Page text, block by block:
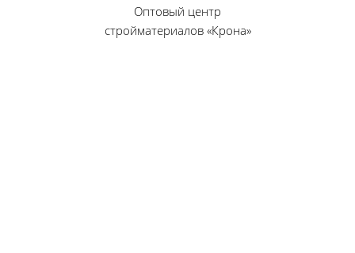
Оптовый центр
стройматериалов «Крона»